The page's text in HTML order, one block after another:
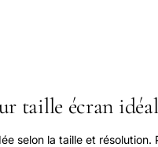
taille écran idéal
selon la taille et